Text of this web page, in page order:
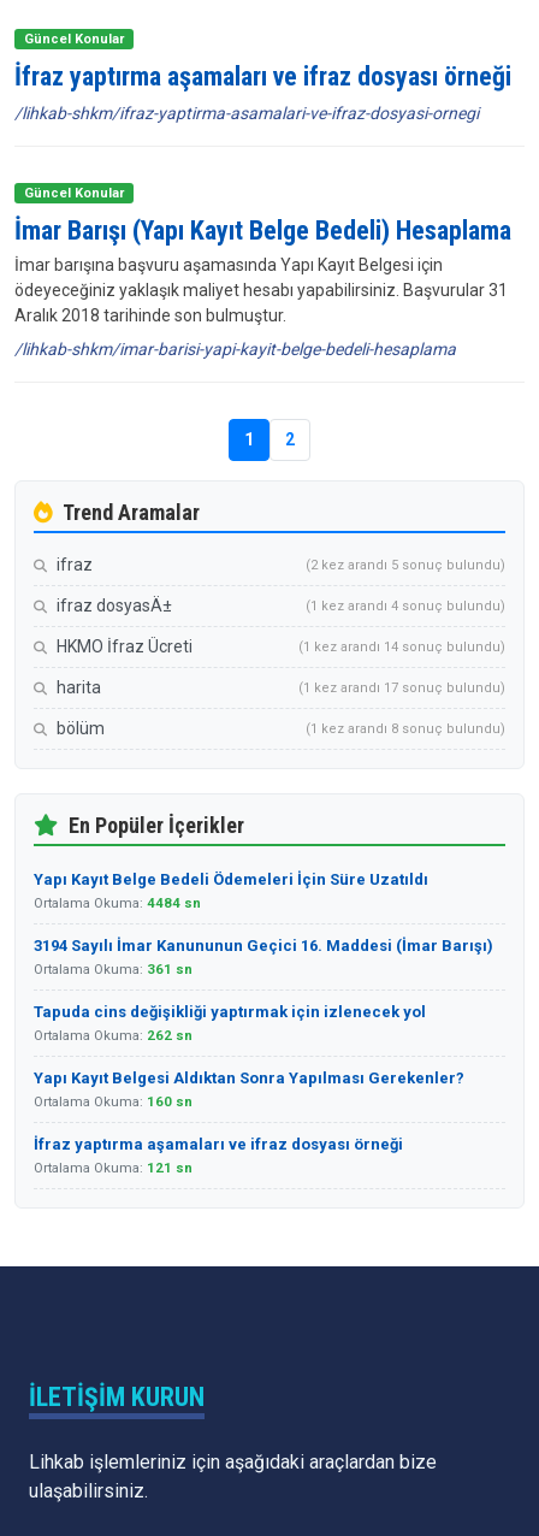
Güncel Konular
İfraz yaptırma aşamaları ve ifraz dosyası örneği
/lihkab-shkm/ifraz-yaptirma-asamalari-ve-ifraz-dosyasi-ornegi
Güncel Konular
İmar Barışı (Yapı Kayıt Belge Bedeli) Hesaplama
İmar barışına başvuru aşamasında Yapı Kayıt Belgesi için
ödeyeceğiniz yaklaşık maliyet hesabı yapabilirsiniz. Başvurular 31
Aralık 2018 tarihinde son bulmuştur.
/lihkab-shkm/imar-barisi-yapi-kayit-belge-bedeli-hesaplama
1 2
Trend Aramalar
ifraz (2 kez arandı 5 sonuç bulundu)
ifraz dosyasÄ± (1 kez arandı 4 sonuç bulundu)
HKMO İfraz Ücreti (1 kez arandı 14 sonuç bulundu)
harita (1 kez arandı 17 sonuç bulundu)
bölüm (1 kez arandı 8 sonuç bulundu)
En Popüler İçerikler
Yapı Kayıt Belge Bedeli Ödemeleri İçin Süre Uzatıldı
Ortalama Okuma: 4484 sn
3194 Sayılı İmar Kanununun Geçici 16. Maddesi (İmar Barışı)
Ortalama Okuma: 361 sn
Tapuda cins değişikliği yaptırmak için izlenecek yol
Ortalama Okuma: 262 sn
Yapı Kayıt Belgesi Aldıktan Sonra Yapılması Gerekenler?
Ortalama Okuma: 160 sn
İfraz yaptırma aşamaları ve ifraz dosyası örneği
Ortalama Okuma: 121 sn
İLETIŞIM KURUN
Lihkab işlemleriniz için aşağıdaki araçlardan bize
ulaşabilirsiniz.